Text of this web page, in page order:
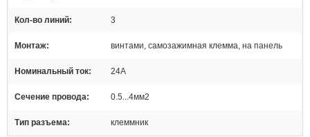
Кол-во линий 3
Монтаж винтами, самозажимная клемма, на панель
Номинальный ток 24А
Сечение провода 0.5...4мм2
Тип разъема клеммник